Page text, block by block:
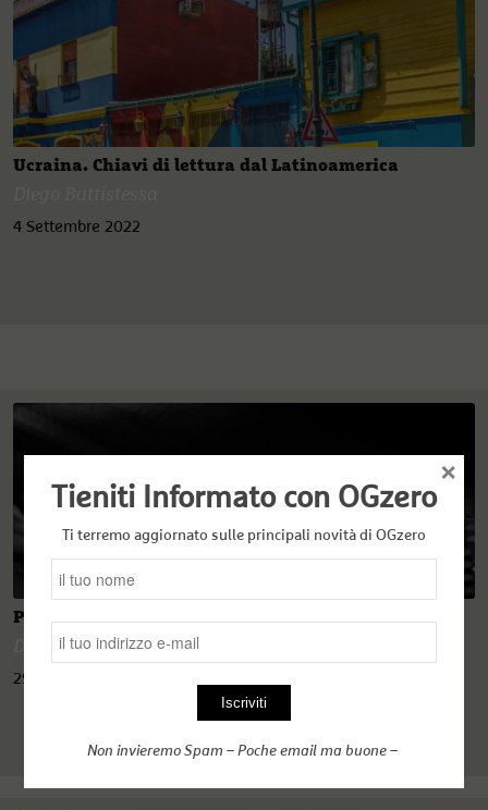
Ucraina. Chiavi di lettura dal Latinoamerica
4 Settembre 2022
Podcast Rebelde
Diego Battistessa
29 Marzo 2022
Tieniti Informato con OGzero
Ti terremo aggiornato sulle principali novità di OGzero
Non invieremo Spam – Poche email ma buone –
×